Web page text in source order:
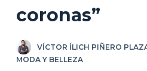
o
e
coronas”
VÍCTOR ÍLICH PIÑERO
MODA Y BELLEZA